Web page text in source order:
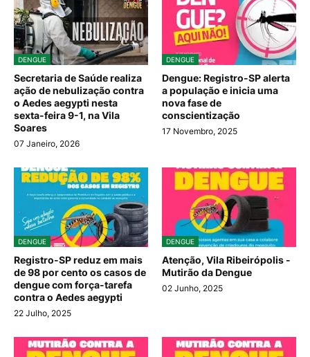
DENGUE
Secretaria de Saúde realiza
ação de nebulização contra
o Aedes aegypti nesta
sexta-feira 9-1, na Vila
Soares
07 Janeiro, 2026
DENGUE
Dengue: Registro-SP alerta
a população e inicia uma
nova fase de
conscientização
17 Novembro, 2025
DENGUE
Registro-SP reduz em mais
de 98 por cento os casos de
dengue com força-tarefa
contra o Aedes aegypti
22 Julho, 2025
DENGUE
Atenção, Vila Ribeirópolis -
Mutirão da Dengue
02 Junho, 2025